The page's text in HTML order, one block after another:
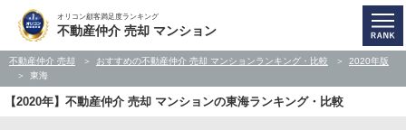
オリコン顧客満足度ランキング
不動産仲介 売却 マンション
不動産仲介 売却 おすすめの不動産仲介 売却 マンションランキング・比較
2020年版
東海
【2020年】不動産仲介 売却 マンションの東海ランキング・比較